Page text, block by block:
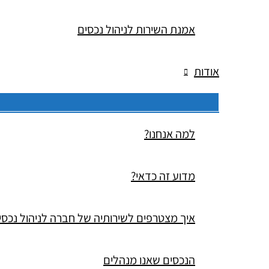
אמנת השירות לניהול נכסים
אודות
למה אנחנו?
מדוע זה כדאי?
איך מצטרפים לשירותיה של חברה לניהול
הנכסים שאנו מנהלים